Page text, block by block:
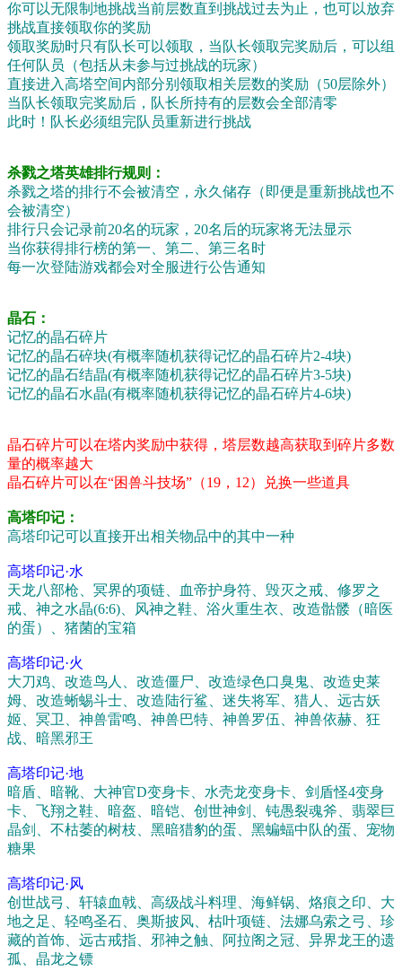
你可以无限制地挑战当前层数直到挑战过去为止，也可以放弃
挑战直接领取你的奖励
领取奖励时只有队长可以领取，当队长领取完奖励后，可以组
任何队员（包括从未参与过挑战的玩家）
直接进入高塔空间内部分别领取相关层数的奖励（50层除外）
当队长领取完奖励后，队长所持有的层数会全部清零
此时！队长必须组完队员重新进行挑战
杀戮之塔英雄排行规则：
杀戮之塔的排行不会被清空，永久储存（即便是重新挑战也不
会被清空）
排行只会记录前20名的玩家，20名后的玩家将无法显示
当你获得排行榜的第一、第二、第三名时
每一次登陆游戏都会对全服进行公告通知
晶石：
记忆的晶石碎片
记忆的晶石碎块(有概率随机获得记忆的晶石碎片2-4块)
记忆的晶石结晶(有概率随机获得记忆的晶石碎片3-5块)
记忆的晶石水晶(有概率随机获得记忆的晶石碎片4-6块)
晶石碎片可以在塔内奖励中获得，塔层数越高获取到碎片多数
量的概率越大
晶石碎片可以在“困兽斗技场”（19，12）兑换一些道具
高塔印记：
高塔印记可以直接开出相关物品中的其中一种
高塔印记·水
天龙八部枪、冥界的项链、血帝护身符、毁灭之戒、修罗之
戒、神之水晶(6:6)、风神之鞋、浴火重生衣、改造骷髅（暗医
的蛋）、猪菌的宝箱
高塔印记·火
大刀鸡、改造鸟人、改造僵尸、改造绿色口臭鬼、改造史莱
姆、改造蜥蜴斗士、改造陆行鲨、迷失将军、猎人、远古妖
姬、冥卫、神兽雷鸣、神兽巴特、神兽罗伍、神兽依赫、狂
战、暗黑邪王
高塔印记·地
暗盾、暗靴、大神官D变身卡、水壳龙变身卡、剑盾怪4变身
卡、飞翔之鞋、暗盔、暗铠、创世神剑、钝愚裂魂斧、翡翠巨
晶剑、不枯萎的树枝、黑暗猎豹的蛋、黑蝙蝠中队的蛋、宠物
糖果
高塔印记·风
创世战弓、轩辕血戟、高级战斗料理、海鲜锅、烙痕之印、大
地之足、轻鸣圣石、奥斯披风、枯叶项链、法娜乌索之弓、珍
藏的首饰、远古戒指、邪神之触、阿拉阁之冠、异界龙王的遗
孤、晶龙之镖